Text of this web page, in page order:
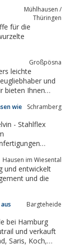
geplant undMühlhausen /
Thüringen
für die
Großpösna
leichte
bieten Ihnen
wie
Schramberg
- Stahlflex
Hausen im Wiesental
und entwickelt
und die
Bargteheide
bei Hamburg
und verkauft